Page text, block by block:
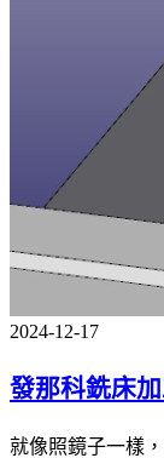
2024-12-17
發那科銑床
就像照鏡子一樣